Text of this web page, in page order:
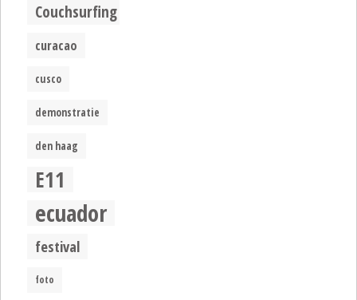
Couchsurfing
curacao
cusco
demonstratie
den haag
E11
ecuador
festival
foto